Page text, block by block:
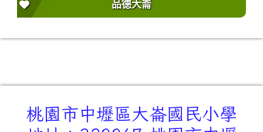
品德大崙
桃園市中壢區大崙國民小學